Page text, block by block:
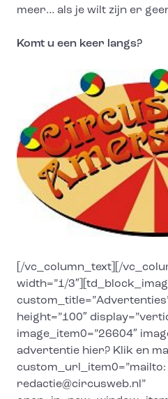
meer… als je wilt zijn er
Komt u een keer langs?
[/vc_column_text][/
width=”1/
height=”100″
image_item0=”26604″
advertentie hier? Klik en
custom_url_item0=”mailto:
redactie@circusweb.nl”